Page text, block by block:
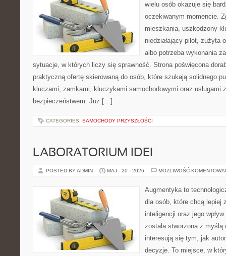
wielu osób okazuje się
oczekiwanym momencie.
mieszkania, uszkodzony
niedziałający pilot, zużyta
albo potrzeba wykonania
sytuacje, w których liczy się sprawność. Strona poświęcona
praktyczną ofertę skierowaną do osób, które szukają solidnego
kluczami, zamkami, kluczykami samochodowymi oraz usługami
bezpieczeństwem. Już […]
CATEGORIES: SAMOCHODY PRZYSZŁOŚCI
LABORATORIUM IDEI
POSTED BY ADMIN MAJ - 20 - 2026 MOŻLIWOŚĆ
Augmentyka to
dla osób, które chcą lepiej
inteligencji oraz jego
została stworzona z
interesują się tym, jak
decyzje. To miejsce, w